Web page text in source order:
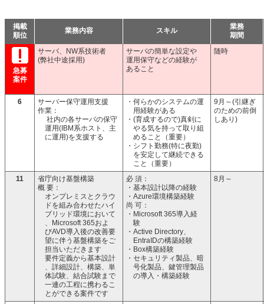
掲載
順位
業務内容 スキル
業務
期間
掲載
順位
業務内容 スキル
業務
期間
急募
案件
サーバ、NW系技術者
(弊社中途採用)
サーバの簡単な設定や
運用保守などの経験が
あること
随時
6
サーバー保守運用支援
作業：
社内の各サーバの保守
運用(IBM系ホスト、主
に運用)を支援する
・何らかのシステムの運
用経験がある
・(育成するので)真剣に
やる気を持って取り組
めること（重要）
・シフト勤務(特に夜勤)
を安定して継続できる
こと（重要）
9月～(引継ぎ
のための前倒
しあり)
11
省庁向け基盤構築
概 要：
オンプレミスとクラウ
ドを組み合わせたハイ
ブリッド環境において
、Microsoft 365およ
びAVD導入後の改善要
望に伴う基盤構築をご
担当いただきます
要件定義から基本設計
、詳細設計、構築、単
体試験、結合試験まで
一連の工程に携わるこ
とができる案件です
必 須：
・基本設計以降の経験
・Azure環境構築経験
尚 可：
・Microsoft 365導入経
験
・Active Directory、
EntraIDの構築経験
・Box構築経験
・セキュリティ製品、暗
号化製品、鍵管理製品
の導入・構築経験
8月～